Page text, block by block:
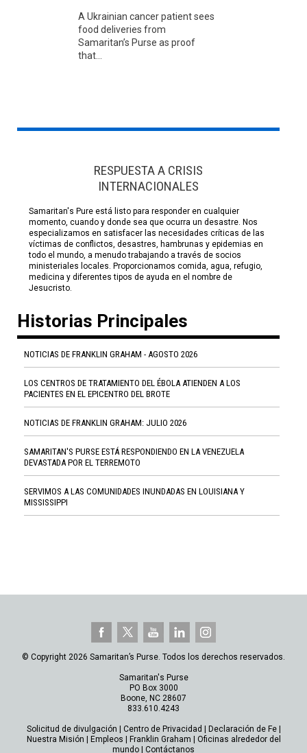
A Ukrainian cancer patient sees
food deliveries from
Samaritan’s Purse as proof
that...
RESPUESTA A CRISIS
INTERNACIONALES
Samaritan's Pure está listo para responder en cualquier
momento, cuando y donde sea que ocurra un desastre. Nos
especializamos en satisfacer las necesidades críticas de las
víctimas de conflictos, desastres, hambrunas y epidemias en
todo el mundo, a menudo trabajando a través de socios
ministeriales locales. Proporcionamos comida, agua, refugio,
medicina y diferentes tipos de ayuda en el nombre de
Jesucristo.
Historias Principales
NOTICIAS DE FRANKLIN GRAHAM - AGOSTO 2026
LOS CENTROS DE TRATAMIENTO DEL ÉBOLA ATIENDEN A LOS
PACIENTES EN EL EPICENTRO DEL BROTE
NOTICIAS DE FRANKLIN GRAHAM: JULIO 2026
SAMARITAN'S PURSE ESTÁ RESPONDIENDO EN LA VENEZUELA
DEVASTADA POR EL TERREMOTO
SERVIMOS A LAS COMUNIDADES INUNDADAS EN LOUISIANA Y
MISSISSIPPI
© Copyright 2026 Samaritan’s Purse. Todos los derechos reservados.
Samaritan's Purse
PO Box 3000
Boone, NC 28607
833.610.4243
Solicitud de divulgación Centro de Privacidad Declaración de Fe|
Nuestra Misión
Empleos Franklin Graham
Oficinas alrededor del
mundo
Contáctanos